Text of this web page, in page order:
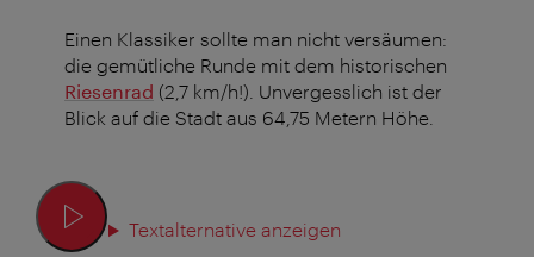
Einen Klassiker sollte man nicht versäumen:
die gemütliche Runde mit dem historischen
Riesenrad (2,7 km/h!). Unvergesslich ist der
Blick auf die Stadt aus 64,75 Metern Höhe.
Textalternative anzeigen